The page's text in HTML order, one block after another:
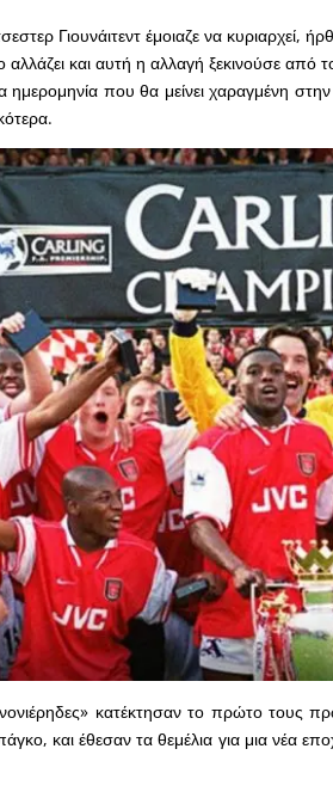
Γιουνάιτεντ έμοιαζε να κυριαρχεί,
και αυτή η αλλαγή ξεκινούσε από
ημερομηνία που θα μείνει χαραγμένη
κατέκτησαν το πρώτο τους
και έθεσαν τα θεμέλια για μια νέα